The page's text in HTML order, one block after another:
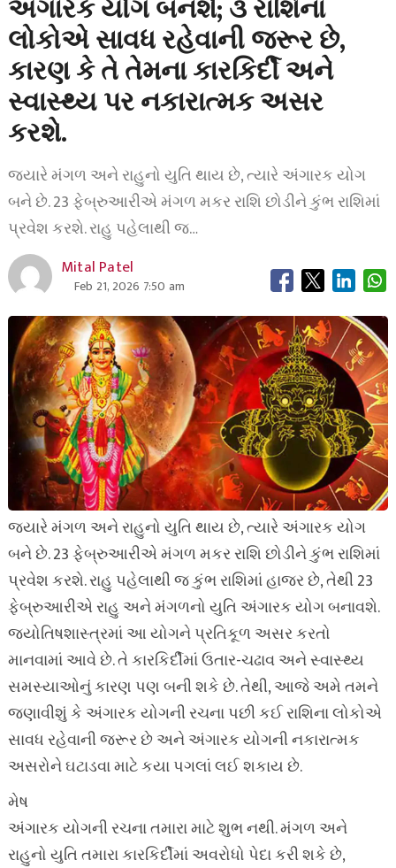
અંગારક યોગ બનશે; ૩ રાશિના
લોકોએ સાવધ રહેવાની જરૂર છે,
કારણ કે તે તેમના કારકિર્દી અને
સ્વાસ્થ્ય પર નકારાત્મક અસર
કરશે.
જ્યારે મંગળ અને રાહુનો યુતિ થાય છે, ત્યારે અંગારક યોગ
બને છે. 23 ફેબ્રુઆરીએ મંગળ મકર રાશિ છોડીને કુંભ રાશિમાં
પ્રવેશ કરશે. રાહુ પહેલાથી જ…
Mital Patel
Feb 21, 2026 7:50 am
જ્યારે મંગળ અને રાહુનો યુતિ થાય છે, ત્યારે અંગારક યોગ
બને છે. 23 ફેબ્રુઆરીએ મંગળ મકર રાશિ છોડીને કુંભ રાશિમાં
પ્રવેશ કરશે. રાહુ પહેલાથી જ કુંભ રાશિમાં હાજર છે, તેથી 23
ફેબ્રુઆરીએ રાહુ અને મંગળનો યુતિ અંગારક યોગ બનાવશે.
જ્યોતિષશાસ્ત્રમાં આ યોગને પ્રતિકૂળ અસર કરતો
માનવામાં આવે છે. તે કારકિર્દીમાં ઉતાર-ચઢાવ અને સ્વાસ્થ્ય
સમસ્યાઓનું કારણ પણ બની શકે છે. તેથી, આજે અમે તમને
જણાવીશું કે અંગારક યોગની રચના પછી કઈ રાશિના લોકોએ
સાવધ રહેવાની જરૂર છે અને અંગારક યોગની નકારાત્મક
અસરોને ઘટાડવા માટે કયા પગલાં લઈ શકાય છે.
મેષ
અંગારક યોગની રચના તમારા માટે શુભ નથી. મંગળ અને
રાહુનો યુતિ તમારા કારકિર્દીમાં અવરોધો પેદા કરી શકે છે,